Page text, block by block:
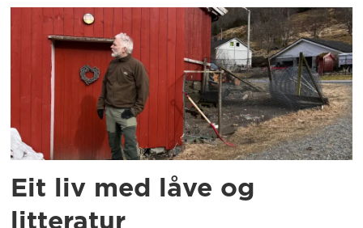
Eit liv med låve og
litteratur